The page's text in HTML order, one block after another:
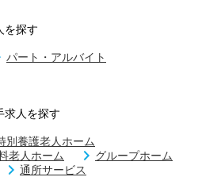
を探す
パート・アルバイト
求人を探す
別養護老人ホーム
老人ホーム
グループホーム
通所サービス